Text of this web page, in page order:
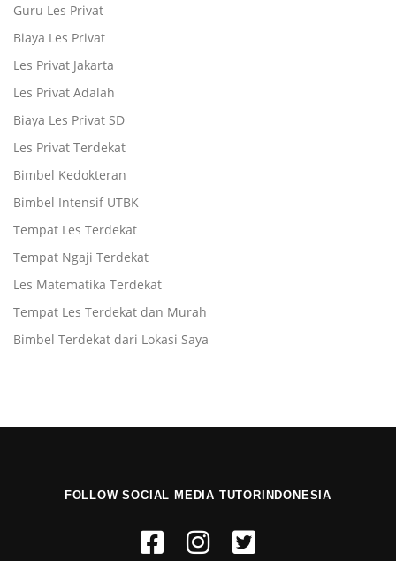
Guru Les Privat
Biaya Les Privat
Les Privat Jakarta
Les Privat Adalah
Biaya Les Privat SD
Les Privat Terdekat
Bimbel Kedokteran
Bimbel Intensif UTBK
Tempat Les Terdekat
Tempat Ngaji Terdekat
Les Matematika Terdekat
Tempat Les Terdekat dan Murah
Bimbel Terdekat dari Lokasi Saya
FOLLOW SOCIAL MEDIA TUTORINDONESIA